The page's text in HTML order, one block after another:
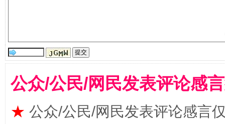
公众/公民/网民发表评论感
★ 公众/公民/网民发表评论感言